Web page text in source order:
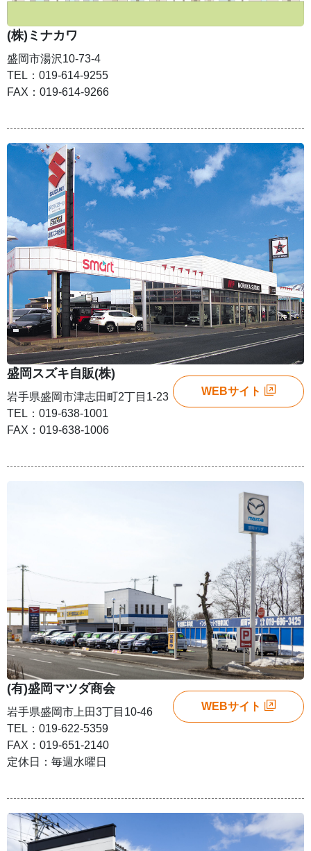
(株)ミナカワ
盛岡市湯沢10-73-4
TEL：019-614-9255
FAX：019-614-9266
盛岡スズキ自販(株)
岩手県盛岡市津志田町2丁目1-23
TEL：019-638-1001
FAX：019-638-1006
WEBサイト
(有)盛岡マツダ商会
岩手県盛岡市上田3丁目10-46
TEL：019-622-5359
FAX：019-651-2140
定休日：毎週水曜日
WEBサイト